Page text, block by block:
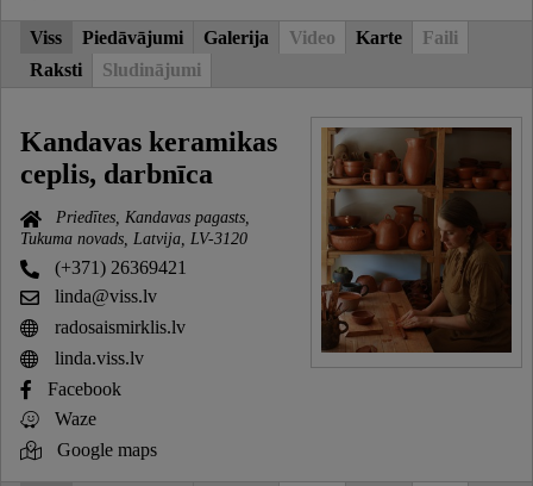
Viss Piedāvājumi Galerija Video Karte
Faili
Raksti
Sludinājumi
Kandavas keramikas
ceplis, darbnīca
Priedītes, Kandavas pagasts,
Tukuma novads, Latvija, LV-3120
(+371) 26369421
linda@viss.lv
radosaismirklis.lv
linda.viss.lv
Facebook
Waze
Google maps